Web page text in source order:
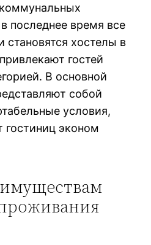
последнее время все
хостелы в
гостей
В основной
собой
условия,
эконом